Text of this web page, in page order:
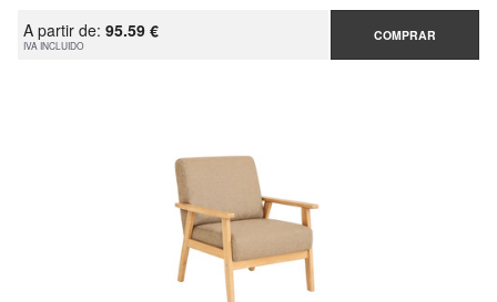
A partir de: 95.59 €
IVA INCLUIDO
COMPRAR